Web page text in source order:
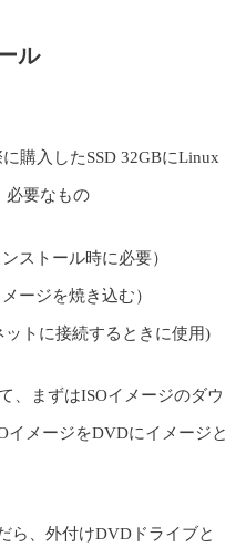
ル
購入したSSD 32GBにLinux
必要なもの
ストール時に必要）
ージを焼き込む）
トに接続するときに使用)
、まずはISOイメージのダウ
イメージをDVDにイメージと
ら、外付けDVDドライブと